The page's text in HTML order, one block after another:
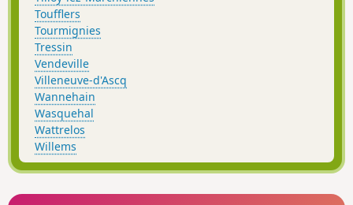
Toufflers
Tourmignies
Tressin
Vendeville
Villeneuve-d'Ascq
Wannehain
Wasquehal
Wattrelos
Willems